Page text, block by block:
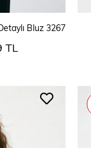
Bluz 3267
TL